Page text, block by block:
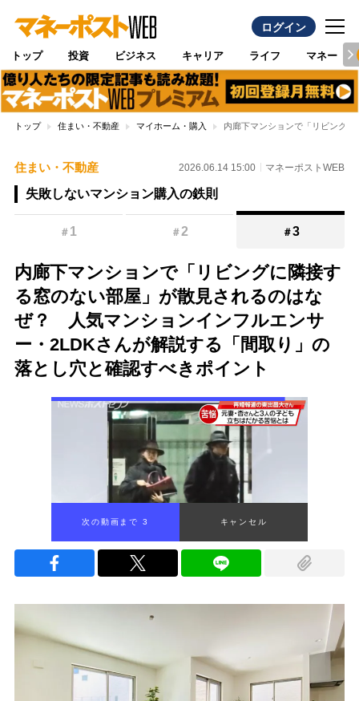
ログイン
トップ 投資 ビジネス キャリア ライフ マネー
トップ 住まい・不動産 マイホーム・購入 内廊下マンションで「リビング
住まい・不動産 2026.06.14 15:00 マネーポストWEB
失敗しないマンション購入の鉄則
＃ 1 ＃2 ＃3
内廊下マンションで「リビングに隣接す
る窓のない部屋」が散見されるのはな
ぜ？ 人気マンションインフルエンサ
ー・2LDKさんが解説する「間取り」の
落とし穴と確認すべきポイント
次の動画まで 1 キャンセル